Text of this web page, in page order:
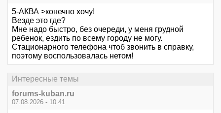
5-АКВА >конечно хочу!
Везде это где?
Мне надо быстро, без очереди, у меня грудной
ребенок, ездить по всему городу не могу.
Стационарного телефона чтоб звонить в справку,
поэтому воспользовалась нетом!
Интересные темы
forums-kuban.ru
07.08.2026 - 10:41